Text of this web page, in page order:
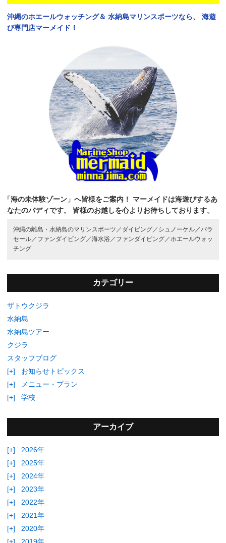
沖縄のホエールウォッチング＆ 水納島マリンスポーツなら、
海遊
び専門店マーメイド！
「海の未体験ゾーン」へ皆様をご案内！
マーメイドは海遊びするあ
なたのバディです。
皆様のお越しを心よりお待ちしております。
沖縄の離島・水納島のマリンスポーツ／ ダイビング／ シュノーケル／パラ
セール／ ファンダイビング／海水浴／ ファンダイビング／ホエールウォッ
チング
カテゴリー
ザトウクジラ
水納島
水納島ツアー
クジラ
スタッフブログ
[+]
お知らせトピックス
[+]
メニュー・プラン
[+]
学校
アーカイブ
[+]
2026年
[+]
2025年
[+]
2024年
[+]
2023年
[+]
2022年
[+]
2021年
[+]
2020年